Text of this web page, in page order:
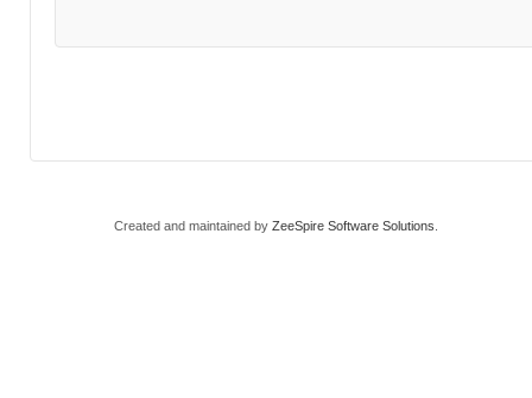
Created and maintained by ZeeSpire Software Solutions